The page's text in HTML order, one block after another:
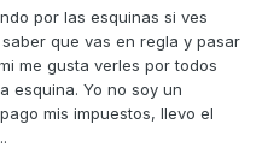
por las esquinas si ves
que vas en regla y pasar
me gusta verles por todos
esquina. Yo no soy un
mis impuestos, llevo el